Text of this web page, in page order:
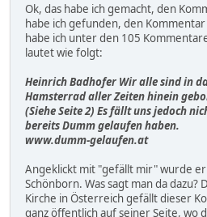
Ok, das habe ich gemacht, den
habe ich gefunden, den
habe ich unter den 105
lautet wie folgt:
Heinrich Badhofer Wir alle sind in
Hamsterrad aller Zeiten hinein
(Siehe Seite 2) Es fällt uns jedoch
bereits Dumm gelaufen haben.
www.dumm-gelaufen.at
Angeklickt mit "gefällt mir" wurde
Schönborn. Was sagt man da
Kirche in Österreich gefällt dieser
ganz öffentlich auf seiner Seite, wo